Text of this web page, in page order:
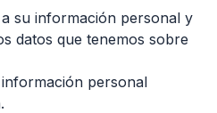
su información personal y
datos que tenemos sobre
personal